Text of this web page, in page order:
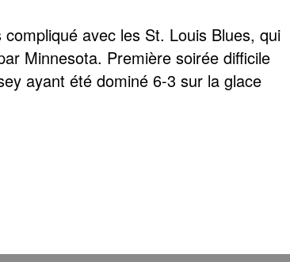
avec les St. Louis Blues, qui
Minnesota. Première soirée difficile
ayant été dominé 6-3 sur la glace